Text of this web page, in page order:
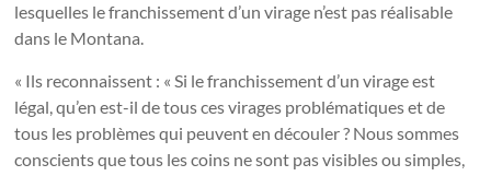
lesquelles le franchissement d’un virage n’est pas réalisable
dans le Montana.
« Ils reconnaissent : « Si le franchissement d’un virage est
légal, qu’en est-il de tous ces virages problématiques et de
tous les problèmes qui peuvent en découler ? Nous sommes
conscients que tous les coins ne sont pas visibles ou simples,